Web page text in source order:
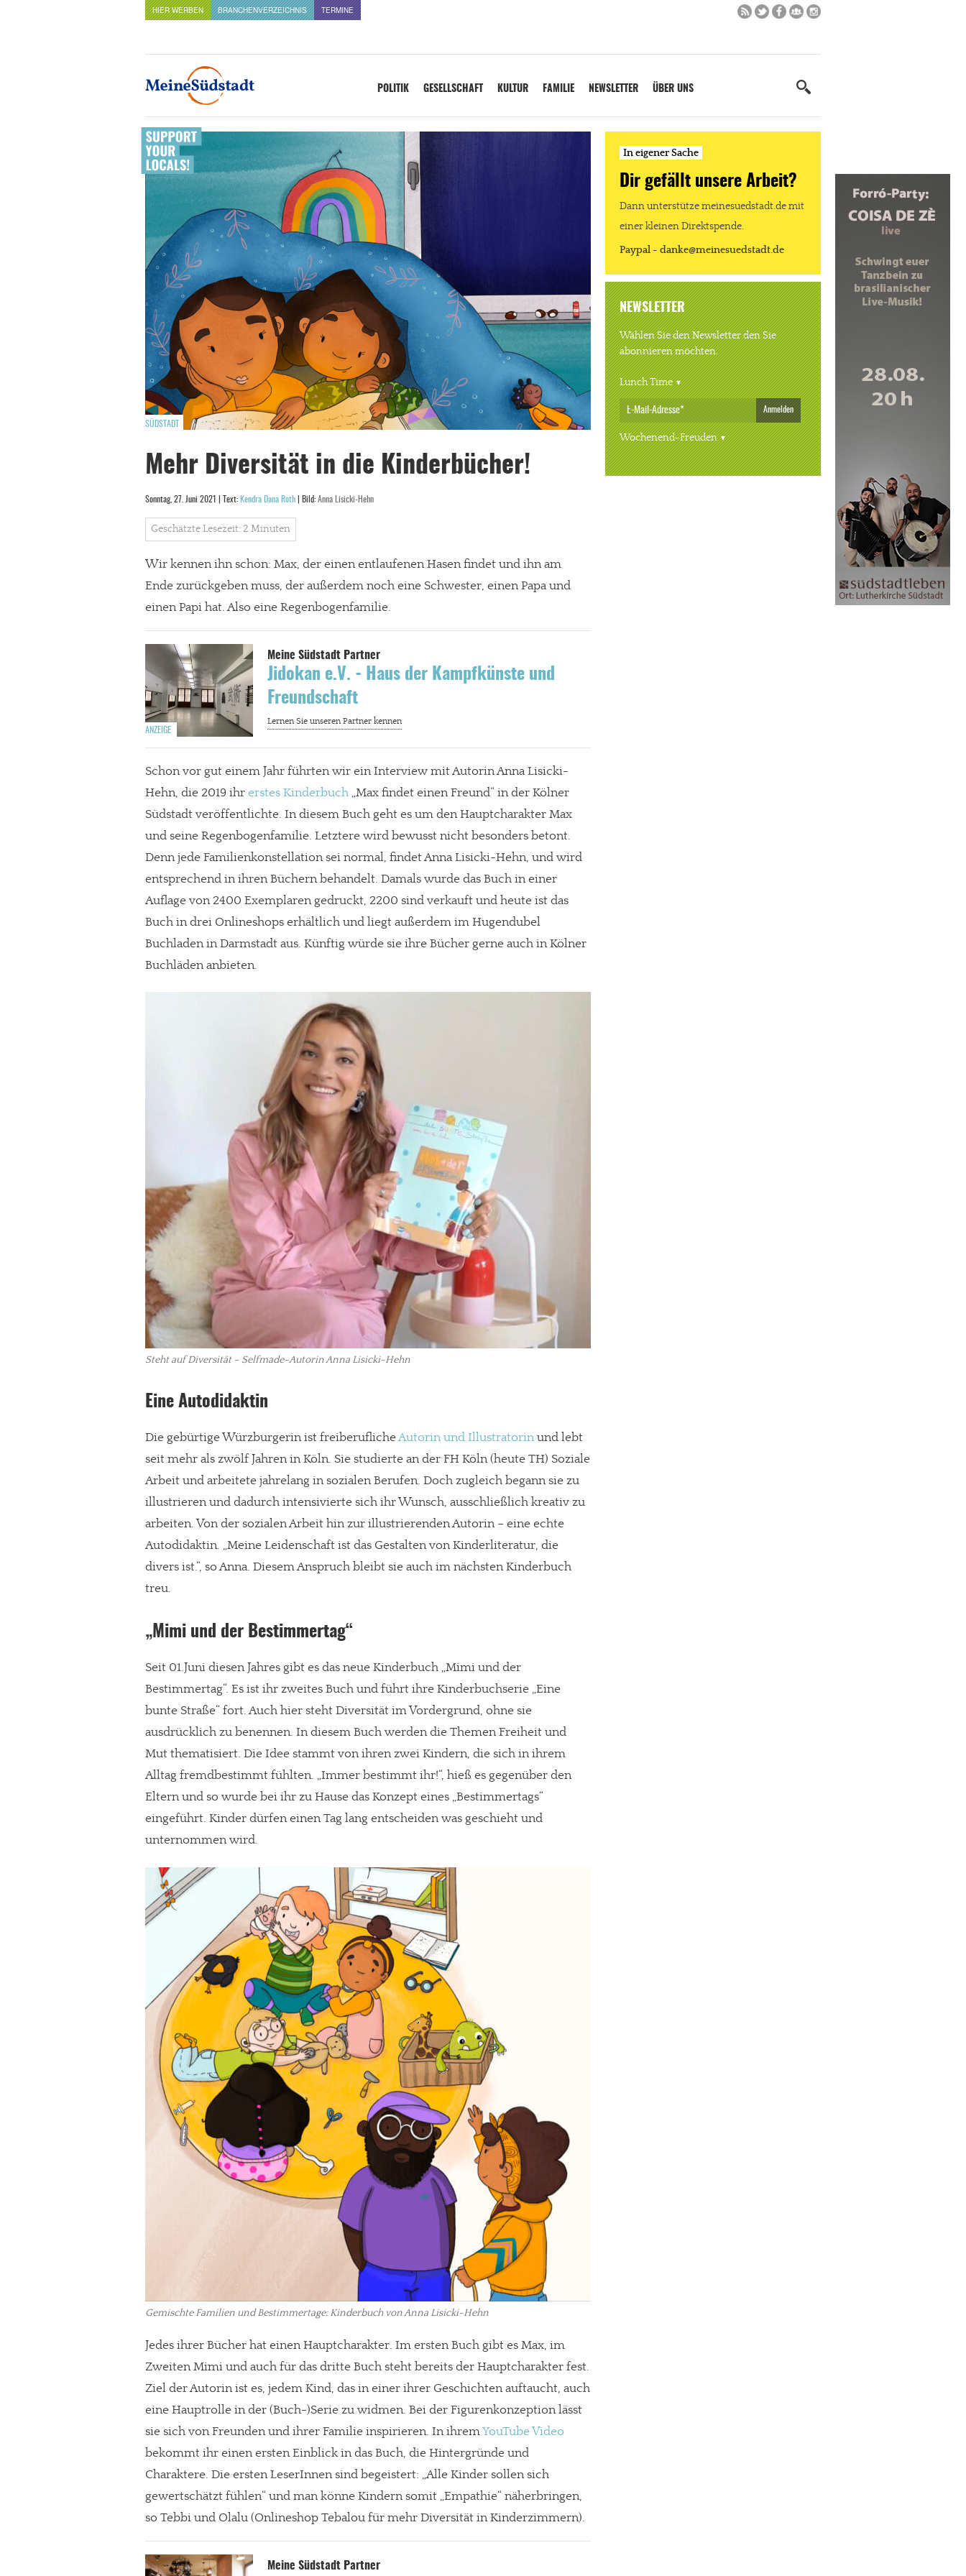
In eigener Sache
Dir gefällt unsere Arbeit?
meinesuedstadt.de finanziert sich durch Partnerprofile und Werbung. Beide Einnahmequellen sind in den letzten Monaten stark zurückgegangen.
Paypal - danke@meinesuedstadt.de
JETZT SPENDEN Schon erledigt!
HIER WERBEN BRANCHENVERZEICHNIS TERMINE
POLITIK GESELLSCHAFT KULTUR FAMILIE NEWSLETTER ÜBER UNS
SÜDSTADT
Mehr Diversität in die Kinderbücher!
Sonntag, 27. Juni 2021 | Text: Kendra Dana Roth | Bild: Anna Lisicki-Hehn
Geschätzte Lesezeit: 2 Minuten
Wir kennen ihn schon: Max, der einen entlaufenen Hasen findet und ihn am
Ende zurückgeben muss, der außerdem noch eine Schwester, einen Papa und
einen Papi hat. Also eine Regenbogenfamilie.
Jidokan e.V. - Haus der Kampfkünste und
Freundschaft
Schon vor gut einem Jahr führten wir ein Interview mit Autorin Anna Lisicki-
Hehn, die 2019 ihr erstes Kinderbuch „Max findet einen Freund“ in der Kölner
Südstadt veröffentlichte. In diesem Buch geht es um den Hauptcharakter Max
und seine Regenbogenfamilie. Letztere wird bewusst nicht besonders betont.
Denn jede Familienkonstellation sei normal, findet Anna Lisicki-Hehn, und wird
entsprechend in ihren Büchern behandelt. Damals wurde das Buch in einer
Auflage von 2400 Exemplaren gedruckt, 2200 sind verkauft und heute ist das
Buch in drei Onlineshops erhältlich und liegt außerdem im Hugendubel
Buchladen in Darmstadt aus. Künftig würde sie ihre Bücher gerne auch in Kölner
Buchläden anbieten.
Steht auf Diversität – Selfmade-Autorin Anna Lisicki-Hehn
Eine Autodidaktin
Die gebürtige Würzburgerin ist freiberuflicheAutorin und Illustratorin und lebt
seit mehr als zwölf Jahren in Köln. Sie studierte an der FH Köln (heute TH) Soziale
Arbeit und arbeitete jahrelang in sozialen Berufen. Doch zugleich begann sie zu
illustrieren und dadurch intensivierte sich ihr Wunsch, ausschließlich kreativ zu
arbeiten. Von der sozialen Arbeit hin zur illustrierenden Autorin – eine echte
Autodidaktin. „Meine Leidenschaft ist das Gestalten von Kinderliteratur, die
divers ist.“, so Anna. Diesem Anspruch bleibt sie auch im nächsten Kinderbuch
treu.
„Mimi und der Bestimmertag“
Seit 01.Juni diesen Jahres gibt es das neue Kinderbuch „Mimi und der
Bestimmertag“. Es ist ihr zweites Buch und führt ihre Kinderbuchserie „Eine
bunte Straße“ fort. Auch hier steht Diversität im Vordergrund, ohne sie
ausdrücklich zu benennen. In diesem Buch werden die Themen Freiheit und
Mut thematisiert. Die Idee stammt von ihren zwei Kindern, die sich in ihrem
Alltag fremdbestimmt fühlten. „Immer bestimmt ihr!“, hieß es gegenüber den
Eltern und so wurde bei ihr zu Hause das Konzept eines „Bestimmertags“
eingeführt. Kinder dürfen einen Tag lang entscheiden was geschieht und
unternommen wird.
Gemischte Familien und Bestimmertage: Kinderbuch von Anna Lisicki-Hehn
Jedes ihrer Bücher hat einen Hauptcharakter. Im ersten Buch gibt es Max, im
Zweiten Mimi und auch für das dritte Buch steht bereits der Hauptcharakter fest.
Ziel der Autorin ist es, jedem Kind, das in einer ihrer Geschichten auftaucht, auch
eine Hauptrolle in der (Buch-)Serie zu widmen. Bei der Figurenkonzeption lässt
sie sich von Freunden und ihrer Familie inspirieren. In ihremYouTube Video
bekommt ihr einen ersten Einblick in das Buch, die Hintergründe und
Charaktere. Die ersten LeserInnen sind begeistert: „Alle Kinder sollen sich
gewertschätzt fühlen“ und man könne Kindern somit „Empathie“ näherbringen,
so Tebbi und Olalu (Onlineshop Tebalou für mehr Diversität in Kinderzimmern).
In eigener Sache
Dir gefällt unsere Arbeit?
Dann unterstütze meinesuedstadt.de mit
einer kleinen Direktspende.
Paypal - danke@meinesuedstadt.de
NEWSLETTER
Wählen Sie den Newsletter den Sie
abonnieren möchten.
Lunch Time
Anmelden
Wochenend-Freuden